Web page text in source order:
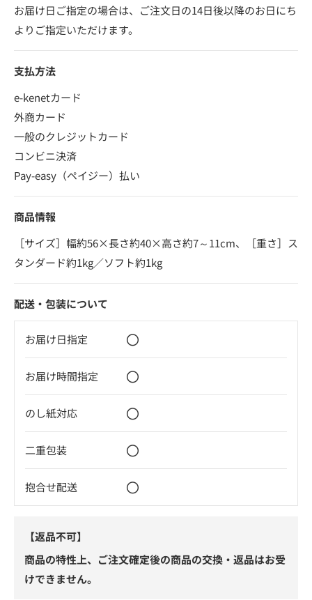
お届け日ご指定の場合は、ご注文日の14日後以降のお日にち
よりご指定いただけます。
支払方法
e-kenetカード
外商カード
一般のクレジットカード
コンビニ決済
Pay-easy（ペイジー）払い
商品情報
［サイズ］幅約56×長さ約40×高さ約7～11cm、［重さ］ス
タンダード約1kg／ソフト約1kg
配送・包装について
お届け日指定 〇
お届け時間指定 〇
のし紙対応 〇
二重包装 〇
抱合せ配送 〇
【返品不可】
商品の特性上、ご注文確定後の商品の交換・返品はお受
けできません。